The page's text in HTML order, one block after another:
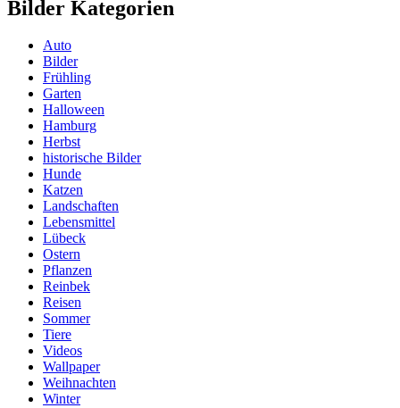
Bilder Kategorien
Auto
Bilder
Frühling
Garten
Halloween
Hamburg
Herbst
historische Bilder
Hunde
Katzen
Landschaften
Lebensmittel
Lübeck
Ostern
Pflanzen
Reinbek
Reisen
Sommer
Tiere
Videos
Wallpaper
Weihnachten
Winter